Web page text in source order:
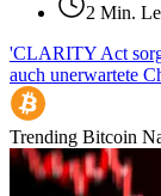
2 Min.
'CLARITY Act
auch unerwartete
Trending Bitcoin